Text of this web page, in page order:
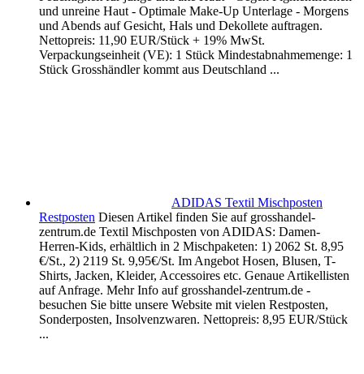
und unreine Haut - Optimale Make-Up Unterlage - Morgens
und Abends auf Gesicht, Hals und Dekollete auftragen.
Nettopreis: 11,90 EUR/Stück + 19% MwSt.
Verpackungseinheit (VE): 1 Stück Mindestabnahmemenge: 1
Stück Grosshändler kommt aus Deutschland ...
ADIDAS Textil Mischposten
Restposten Diesen Artikel finden Sie auf grosshandel-
zentrum.de Textil Mischposten von ADIDAS: Damen-
Herren-Kids, erhältlich in 2 Mischpaketen: 1) 2062 St. 8,95
€/St., 2) 2119 St. 9,95€/St. Im Angebot Hosen, Blusen, T-
Shirts, Jacken, Kleider, Accessoires etc. Genaue Artikellisten
auf Anfrage. Mehr Info auf grosshandel-zentrum.de -
besuchen Sie bitte unsere Website mit vielen Restposten,
Sonderposten, Insolvenzwaren. Nettopreis: 8,95 EUR/Stück
...